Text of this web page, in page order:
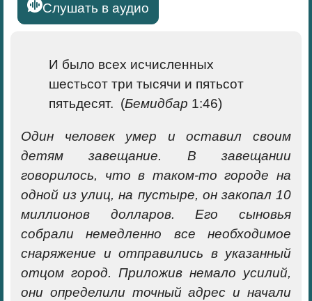
Слушать в аудио
И было всех исчисленных
шестьсот три тысячи и пятьсот
пятьдесят. (Бемидбар 1:46)
Один человек умер и оставил своим
детям завещание. В завещании
говорилось, что в таком-то городе на
одной из улиц, на пустыре, он закопал 10
миллионов долларов. Его сыновья
собрали немедленно все необходимое
снаряжение и отправились в указанный
отцом город. Приложив немало усилий,
они определили точный адрес и начали